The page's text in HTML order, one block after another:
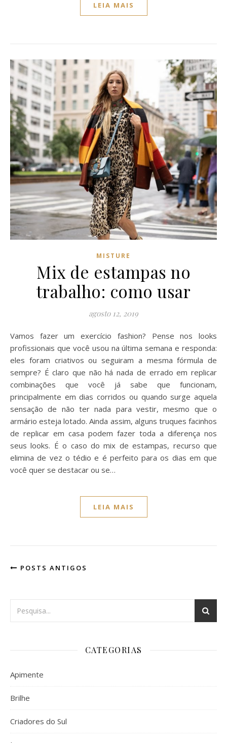
LEIA MAIS
MISTURE
Mix de estampas no
trabalho: como usar
agosto 12, 2019
Vamos fazer um exercício fashion? Pense nos looks
profissionais que você usou na última semana e responda:
eles foram criativos ou seguiram a mesma fórmula de
sempre? É claro que não há nada de errado em replicar
combinações que você já sabe que funcionam,
principalmente em dias corridos ou quando surge aquela
sensação de não ter nada para vestir, mesmo que o
armário esteja lotado. Ainda assim, alguns truques facinhos
de replicar em casa podem fazer toda a diferença nos
seus looks. É o caso do mix de estampas, recurso que
elimina de vez o tédio e é perfeito para os dias em que
você quer se destacar ou se…
LEIA MAIS
POSTS ANTIGOS
CATEGORIAS
Apimente
Brilhe
Criadores do Sul